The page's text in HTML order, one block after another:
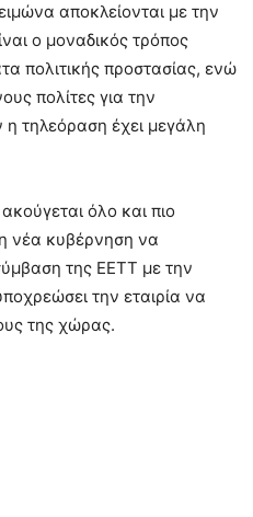
αποκλείονται με την
ο μοναδικός τρόπος
πολιτικής προστασίας, ενώ
πολίτες για την
τηλεόραση έχει μεγάλη
όλο και πιο
νέα κυβέρνηση να
της ΕΕΤΤ με την
την εταιρία να
της χώρας.